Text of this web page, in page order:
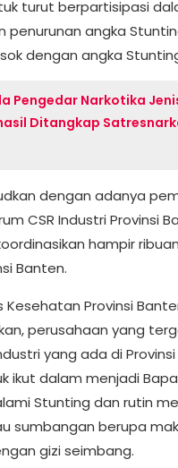
turut berpartisipasi
penurunan angka
dengan angka
Pengedar Narkotika
Ditangkap
dengan adanya
CSR Industri Provinsi
hampir
Banten.
Kesehatan Provinsi
perusahaan yang
yang ada di
ikut dalam menjadi
Stunting dan rutin
sumbangan berupa
gizi seimbang.